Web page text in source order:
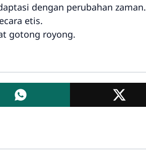
dengan perubahan zaman.
etis.
gotong royong.